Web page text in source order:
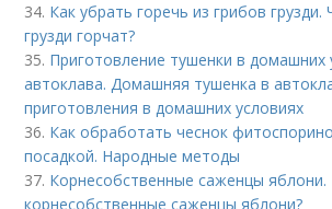
34. Как убрать горечь из грибов грузди.
грузди горчат?
35. Приготовление тушенки в домашних
автоклава. Домашняя тушенка в
приготовления в домашних условиях
36. Как обработать чеснок
посадкой. Народные методы
37. Корнесобственные саженцы яблони.
корнесобственные саженцы яблони?